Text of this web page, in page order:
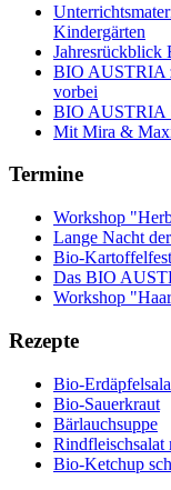
Kindergärten
BIO AUSTRIA
vorbei
BIO AUSTRIA
Mit Mira &
Termine
Workshop
Lange Nacht
Bio-
Das BIO
Workshop
Rezepte
Bio-
Bio-Sauerkraut
Bärlauchsuppe
Bio-Ketchup